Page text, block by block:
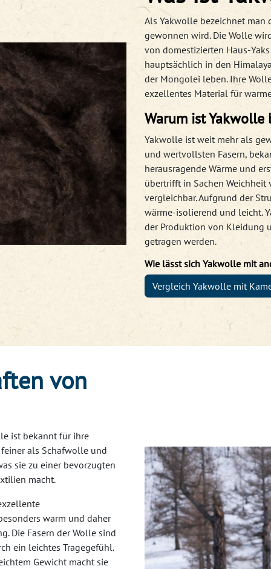
Als Yakwolle bezeichnet man
gewonnen wird. Die Wolle
von domestizierten Haus-
hauptsächlich in den
der Mongolei leben. Ihre
exzellentes Material für
Warum ist Yakwolle
Yakwolle ist weit mehr als
und wertvollsten Fasern,
herausragende Wärme und
übertrifft in Sachen
vergleichbar. Aufgrund der
wärme-isolierend und leicht.
der Produktion von Kleidung
getragen werden.
Wie lässt sich Yakwolle mit
Vergleich Yakwolle mit
von
ist bekannt für ihre
als Schafwolle und
sie zu einer bevorzugten
macht.
warm und daher
Die Fasern der Wolle sind
ein leichtes Tragegefühl.
Gewicht macht sie